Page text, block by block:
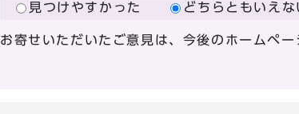
見つけやすかった
どちらともいえな
お寄せいただいたご意見は、今後のホームペー